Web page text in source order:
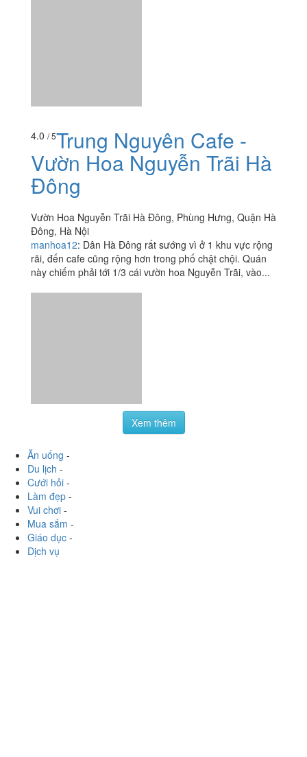
4.0/ 5Trung Nguyên Cafe -
Vườn Hoa Nguyễn Trãi Hà
Đông
Vườn Hoa Nguyễn Trãi Hà Đông, Phùng Hưng, Quận Hà
Ăn uống -
Du lịch-
Cưới hỏi-
Làm đẹp